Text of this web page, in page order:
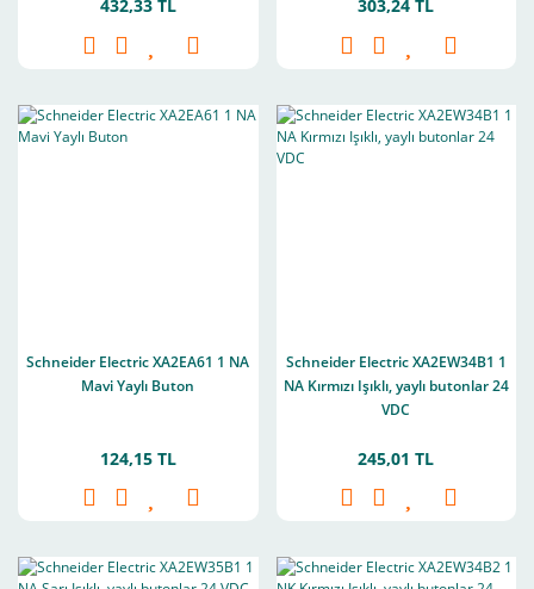
432,33 TL 303,24 TL
Schneider Electric XA2EA61 1 NA
Mavi Yaylı Buton
124,15 TL
Schneider Electric XA2EW34B1 1
NA Kırmızı Işıklı, yaylı butonlar 24
VDC
245,01 TL